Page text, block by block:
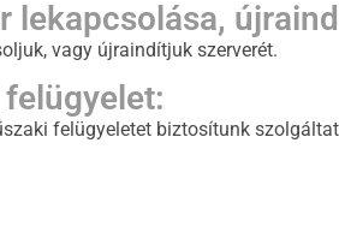
lekapcsolása,
vagy újraindítjuk szerverét.
felügyeletet biztosítunk